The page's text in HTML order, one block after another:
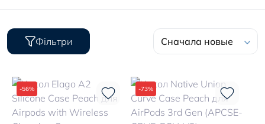
Фільтри Сначала новые
-56% -73%